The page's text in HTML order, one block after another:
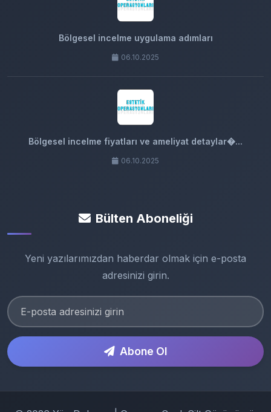
Bölgesel incelme uygulama adımları
06.10.2025
Bölgesel incelme fiyatları ve ameliyat detaylar�...
06.10.2025
Bülten Aboneliği
Yeni yazılarımızdan haberdar olmak için e-posta
adresinizi girin.
Abone Ol